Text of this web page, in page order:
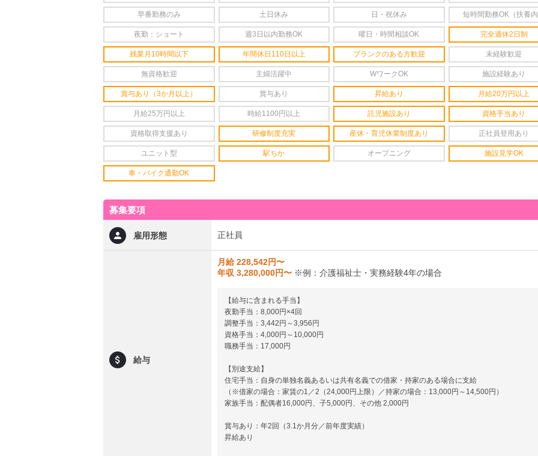
早番勤務のみ 土日休み 日・祝休み 短時間勤務OK（扶養
夜勤：ショート 週3日以内勤務OK 曜日・時間相談OK 完全週休2日制
残業月10時間以下 年間休日110日以上 ブランクのある方歓迎 未経験歓迎
無資格歓迎 主婦活躍中 WワークOK 施設経験あり
賞与あり（3か月以上） 賞与あり 昇給あり 月給20万円以上
月給25万円以上 時給1100円以上 託児施設あり 資格手当あり
資格取得支援あり 研修制度充実 産休・育児休業制度あり 正社員登用あり
ユニット型 駅ちか オープニング 施設見学OK
車・バイク通勤OK
募集要項
雇用形態 正社員
給与
月給 228,542円〜
年収 3,280,000円〜 ※例：介護福祉士・実務経験4年の場合
【給与に含まれる手当】
夜勤手当：8,000円×4回
調整手当：3,442円～3,956円
資格手当：4,000円～10,000円
職務手当：17,000円
【別途支給】
住宅手当：自身の単独名義あるいは共有名義での借家・持家のある場合に支給
（※借家の場合：家賃の1／2（24,000円上限）／持家の場合：13,000円～14,500円）
家族手当：配偶者16,000円、子5,000円、その他 2,000円
賞与あり：年2回（3.1か月分／前年度実績）
昇給あり